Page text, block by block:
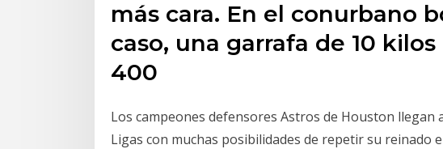
más cara. En el conurbano
caso, una garrafa de 10
400
Los campeones defensores Astros de Houston llegan
Ligas con muchas posibilidades de repetir su reinado